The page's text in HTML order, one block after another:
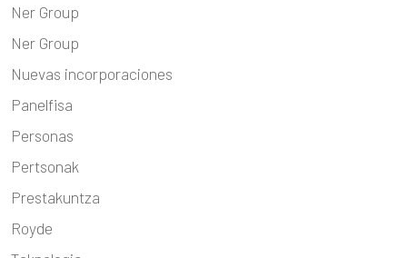
Ner Group
Ner Group
Nuevas incorporaciones
Panelfisa
Personas
Pertsonak
Prestakuntza
Royde